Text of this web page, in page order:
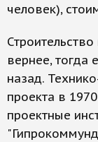
человек),
вернее, тогда
назад.
проекта в
проектные